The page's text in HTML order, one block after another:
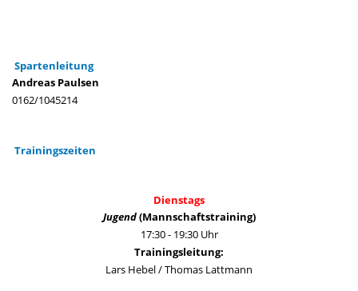
Spartenleitung
Andreas Paulsen
0162/1045214
Trainingszeiten
Dienstags
Jugend(Mannschaftstraining)
17:30 - 19:30 Uhr
Trainingsleitung:
Lars Hebel / Thomas Lattmann